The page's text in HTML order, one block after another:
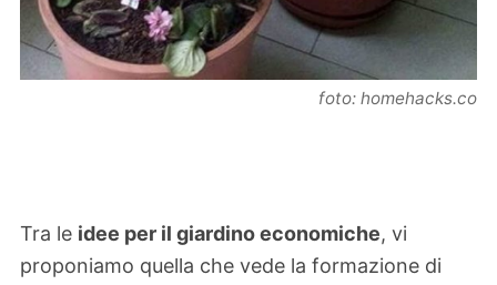
foto: homehacks.co
Tra le idee per il giardino economiche, vi
proponiamo quella che vede la formazione di